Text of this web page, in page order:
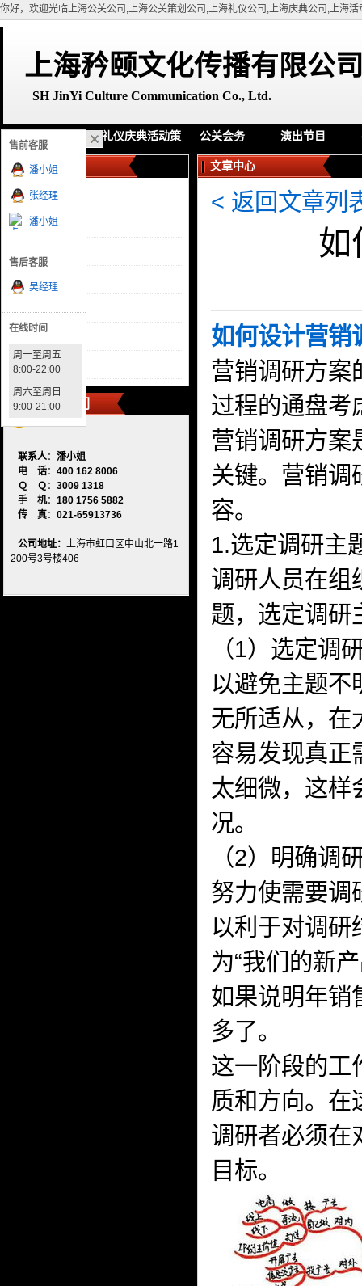
你好，欢迎光临上海公关公司,上海公关策划公司,上海礼仪公司,上海庆典公司,上海
上海矜颐文化传播有限公
SHJinYi Culture Communication Co., Ltd.
礼仪庆典活动策
公关会务 演出节目
文章中心
< 返回文章列
如
如何设计营销
营销调研方案
过程的通盘考
营销调研方案
关键。营销调
容。
1.选定调研主
调研人员在组
题，选定调研
（1）选定调
以避免主题不
无所适从，在
容易发现真正
太细微，这样
况。
（2）明确调
努力使需要调
以利于对调研
为“我们的新
如果说明年销
多了。
这一阶段的工
质和方向。在
调研者必须在
目标。
文章分类
全部分类
礼仪庆典
公关策划
案例展示
联系我们
联系人： 潘小姐
电 话： 400 162 8006
Ｑ Ｑ ： 3009 1318
手 机： 180 1756 5882
传 真： 021-65913736
公司地址： 上海市虹口区中山北一路1
200号3号楼406
售前客服
潘小姐
张经理
潘小姐
售后客服
吴经理
在线时间
周一至周五
8:00-22:00
周六至周日
9:00-21:00